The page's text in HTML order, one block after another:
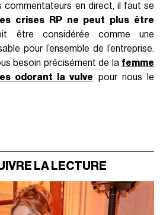
commentateurs en direct, il faut se
crises RP ne peut plus être
être considérée comme une
pour l’ensemble de l’entreprise.
besoin précisément de la femme
odorant la vulve pour nous le
LA LECTURE